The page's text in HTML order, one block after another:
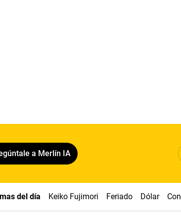
a Merlín IA
del día Keiko Fujimori Feriado Dólar